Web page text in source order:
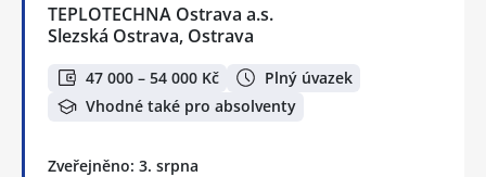
TEPLOTECHNA Ostrava a.s.
Slezská Ostrava, Ostrava
47 000 – 54 000 Kč
Plný úvazek
Vhodné také pro absolventy
Zveřejněno: 3. srpna